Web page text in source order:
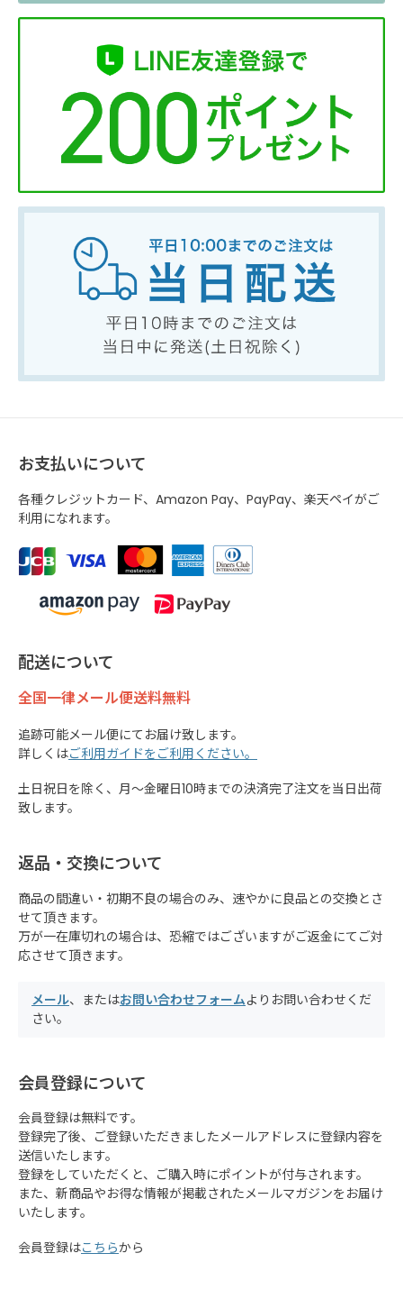
お支払いについて
各種クレジットカード、Amazon Pay、PayPay、楽天ペイがご
利用になれます。
配送について
全国一律メール便送料無料
追跡可能メール便にてお届け致します。
詳しくはご利用ガイドをご利用ください。
土日祝日を除く、月～金曜日10時までの決済完了注文を当日出荷
致します。
返品・交換について
商品の間違い・初期不良の場合のみ、速やかに良品との交換とさ
せて頂きます。
万が一在庫切れの場合は、恐縮ではございますがご返金にてご対
応させて頂きます。
メール、またはお問い合わせフォームよりお問い合わせくだ
さい。
会員登録について
会員登録は無料です。
登録完了後、ご登録いただきましたメールアドレスに登録内容を
送信いたします。
登録をしていただくと、ご購入時にポイントが付与されます。
また、新商品やお得な情報が掲載されたメールマガジンをお届け
いたします。
会員登録はこちらから